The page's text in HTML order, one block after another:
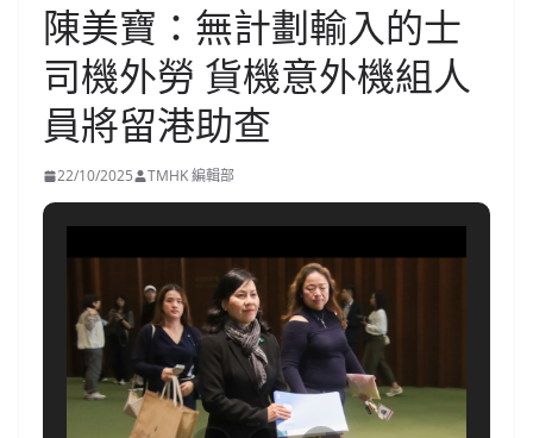
陳美寶：無計劃輸入的士
司機外勞 貨機意外機組人
員將留港助查
22/10/2025 TMHK 編輯部